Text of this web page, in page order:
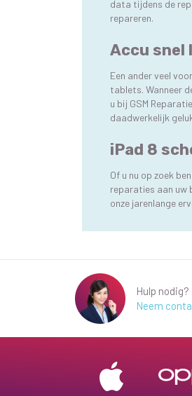
data tijdens de
repareren.
Accu snel
Een ander veel
tablets. Wanneer
u bij GSM
daadwerkelijk
iPad 8
Of u nu op zoek
reparaties aan uw
onze jarenlange
Hulp nodig?
Neem